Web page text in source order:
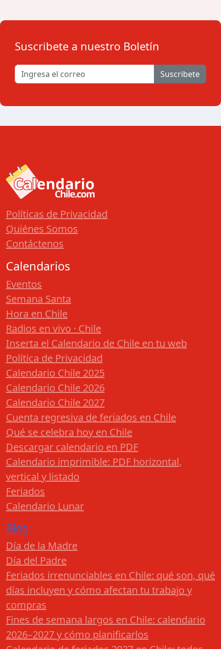
Suscribete a nuestro Boletín
Suscribete
Políticas de Privacidad
Quiénes Somos
Contáctenos
Calendarios
Eventos
Semana Santa
Hora en Chile
Radios en vivo · Chile
Inserta el Calendario de Chile en tu web
Política de Privacidad
Calendario Chile 2025
Calendario Chile 2026
Calendario Chile 2027
Cuenta regresiva de feriados en Chile
Qué se celebra hoy en Chile
Descargar calendario en PDF
Calendario imprimible: PDF horizontal,
vertical y listado
Feriados
Calendario Lunar
Blog
Día de la Madre
Día del Padre
Feriados irrenunciables en Chile: qué son, qué
días incluyen y cómo afectan tu trabajo y
compras
Fines de semana largos en Chile: calendario
2026–2027 y cómo planificarlos